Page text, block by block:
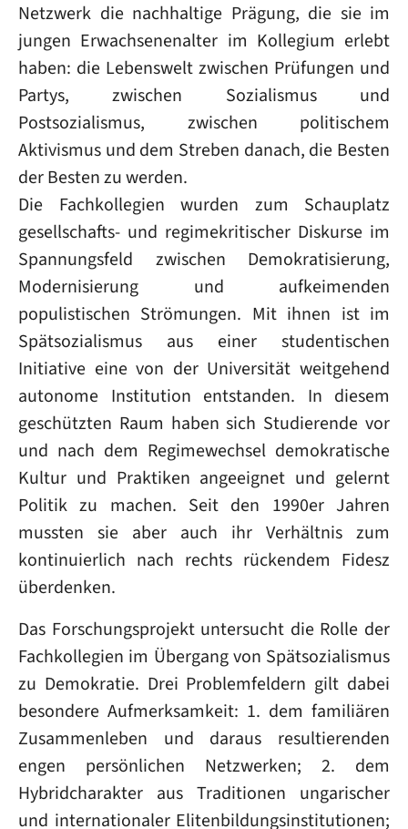
Netzwerk die nachhaltige Prägung, die sie im
jungen Erwachsenenalter im Kollegium erlebt
haben: die Lebenswelt zwischen Prüfungen und
Partys, zwischen Sozialismus und
Postsozialismus, zwischen politischem
Aktivismus und dem Streben danach, die Besten
der Besten zu werden.
Die Fachkollegien wurden zum Schauplatz
gesellschafts- und regimekritischer Diskurse im
Spannungsfeld zwischen Demokratisierung,
Modernisierung und aufkeimenden
populistischen Strömungen. Mit ihnen ist im
Spätsozialismus aus einer studentischen
Initiative eine von der Universität weitgehend
autonome Institution entstanden. In diesem
geschützten Raum haben sich Studierende vor
und nach dem Regimewechsel demokratische
Kultur und Praktiken angeeignet und gelernt
Politik zu machen. Seit den 1990er Jahren
mussten sie aber auch ihr Verhältnis zum
kontinuierlich nach rechts rückendem Fidesz
überdenken.
Das Forschungsprojekt untersucht die Rolle der
Fachkollegien im Übergang von Spätsozialismus
zu Demokratie. Drei Problemfeldern gilt dabei
besondere Aufmerksamkeit: 1. dem familiären
Zusammenleben und daraus resultierenden
engen persönlichen Netzwerken; 2. dem
Hybridcharakter aus Traditionen ungarischer
und internationaler Elitenbildungsinstitutionen;